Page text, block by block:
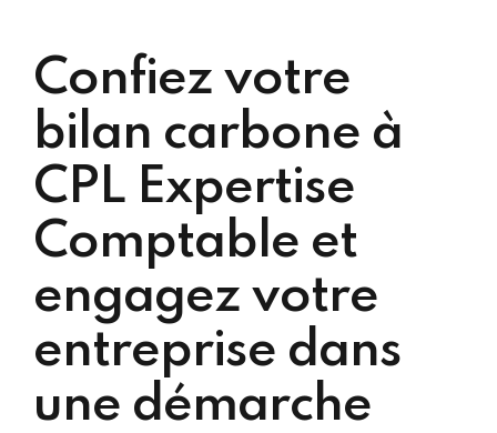
Confiez votre
bilan carbone à
CPL Expertise
Comptable et
engagez votre
entreprise dans
une démarche